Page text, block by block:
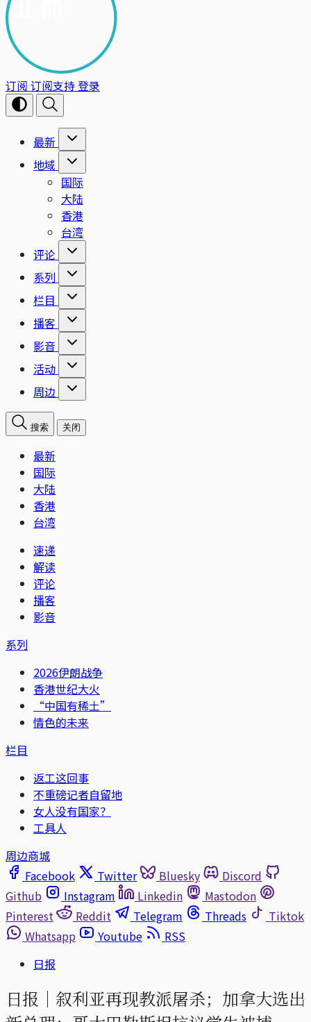
订阅 订阅支持登录
最新
地域
国际
大陆
香港
台湾
评论
系列
栏目
播客
影音
活动
周边
搜索 关闭
最新
国际
大陆
香港
台湾
速递
解读
评论
播客
影音
系列
2026伊朗战争
香港世纪大火
“中国有稀土”
情色的未来
栏目
返工这回事
不重磅记者自留地
女人没有国家？
工具人
周边商城
Facebook
Twitter Bluesky
Discord
Github
Instagram Linkedin
Mastodon
Pinterest
Reddit Telegram Threads
Tiktok
Whatsapp
Youtube
RSS
日报
日报｜叙利亚再现教派屠杀；加拿大选出